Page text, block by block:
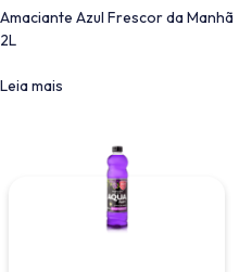
Amaciante Azul Frescor da Manhã
2L
Leia mais